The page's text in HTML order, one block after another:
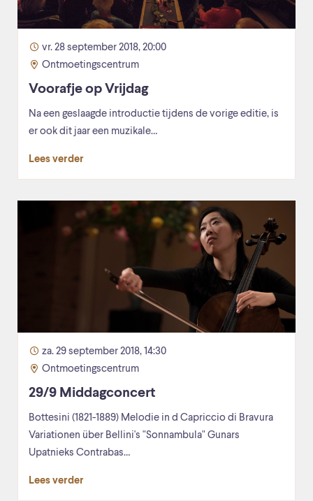
vr. 28 september 2018, 20:00
Ontmoetingscentrum
Voorafje op Vrijdag
Na een geslaagde introductie tijdens de vorige editie, is
er ook dit jaar een muzikale…
Lees verder
za. 29 september 2018, 14:30
Ontmoetingscentrum
29/9 Middagconcert
Bottesini (1821-1889) Melodie in d Capriccio di Bravura
Variationen über Bellini's "Sonnambula" Gunars
Upatnieks Contrabas…
Lees verder